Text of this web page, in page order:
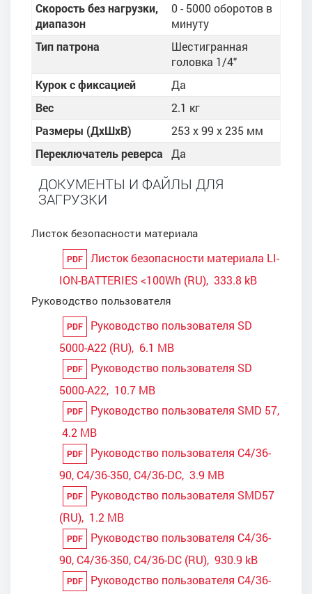
Скорость без нагрузки,
диапазон
0 - 5000 оборотов в
минуту
Тип патрона
Шестигранная
головка 1/4"
Курок с фиксацией
Да
Вес
2.1 кг
Размеры (ДхШхВ)
253 x 99 x 235 мм
Переключатель реверса
Да
ДОКУМЕНТЫ И ФАЙЛЫ ДЛЯ
ЗАГРУЗКИ
Листок безопасности материала
PDF
Листок безопасности материала LI-
ION-BATTERIES <100Wh (RU), 333.8 kB
Руководство пользователя
PDF
Руководство пользователя SD
5000-A22 (RU), 6.1 MB
PDF
Руководство пользователя SD
5000-A22, 10.7 MB
PDF
Руководство пользователя SMD 57,
4.2 MB
PDF
Руководство пользователя C4/36-
90, C4/36-350, C4/36-DC, 3.9 MB
PDF
Руководство пользователя SMD57
(RU), 1.2 MB
PDF
Руководство пользователя C4/36-
90, C4/36-350, C4/36-DC (RU), 930.9 kB
PDF
Руководство пользователя C4/36-